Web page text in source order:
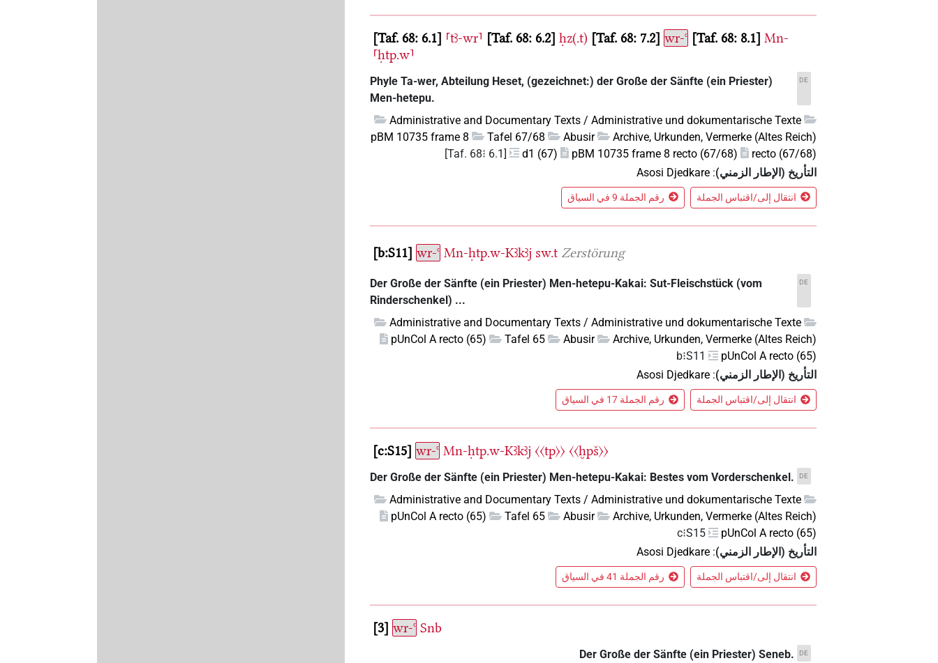
Taf. 68: 6.1 ⸢tꜣ-wr⸣ Taf. 68: 6.2 ḥz(.t) Taf. 68: 7.2 wr-ꜥ Taf. 68: 8.1 Mn-
⸢ḥtp.w⸣
DE
Phyle Ta-wer, Abteilung Heset, (gezeichnet:) der Große der Sänfte (ein Priester)
Men-hetepu.
Administrative and Documentary Texts / Administrative und dokumentarische Texte
Archive, Urkunden, Vermerke (Altes Reich)
Abusir
Tafel 67/68
pBM 10735 frame 8
recto (67/68)
pBM 10735 frame 8 recto (67/68)
d1 (67)
[Taf. 68⁝ 6.1]
التأريخ (الإطار الزمني):
Asosi Djedkare
انتقال إلى/اقتباس الجملة رقم الجملة 9 في السياق
b:S11 wr-ꜥ Mn-ḥtp.w-Kꜣkꜣj sw.t Zerstörung
DE
Der Große der Sänfte (ein Priester) Men-hetepu-Kakai: Sut-Fleischstück (vom
Rinderschenkel) ...
Administrative and Documentary Texts / Administrative und dokumentarische Texte
Archive, Urkunden, Vermerke (Altes Reich)
Abusir
Tafel 65
pUnCol A recto (65)
pUnCol A recto (65)
b⁝S11
التأريخ (الإطار الزمني):
Asosi Djedkare
انتقال إلى/اقتباس الجملة رقم الجملة 17 في السياق
c:S15 wr-ꜥ Mn-ḥtp.w-Kꜣkꜣj 〈〈tp〉〉 〈〈ḫpš〉〉
DE
Der Große der Sänfte (ein Priester) Men-hetepu-Kakai: Bestes vom Vorderschenkel.
Administrative and Documentary Texts / Administrative und dokumentarische Texte
Archive, Urkunden, Vermerke (Altes Reich)
Abusir
Tafel 65
pUnCol A recto (65)
pUnCol A recto (65)
c⁝S15
التأريخ (الإطار الزمني):
Asosi Djedkare
انتقال إلى/اقتباس الجملة رقم الجملة 41 في السياق
3 wr-ꜥ Snb
DE
Der Große der Sänfte (ein Priester) Seneb.